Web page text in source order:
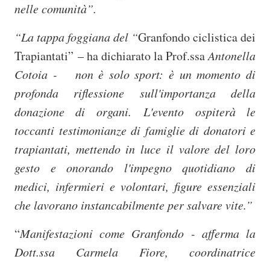
nelle comunità”.
“La tappa foggiana del “Granfondo ciclistica dei
Trapiantati” – ha dichiarato la Prof.ssaAntonella
Cotoia - non è solo sport: è un momento di
profonda riflessione sull'importanza della
donazione di organi. L'evento ospiterà le
toccanti testimonianze di famiglie di donatori e
trapiantati, mettendo in luce il valore del loro
gesto e onorando l'impegno quotidiano di
medici, infermieri e volontari, figure essenziali
che lavorano instancabilmente per salvare vite.”
“Manifestazioni come Granfondo - afferma la
Dott.ssa Carmela Fiore, coordinatrice